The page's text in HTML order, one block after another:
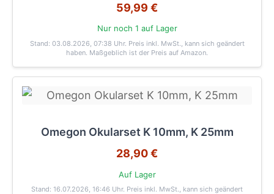
59,99 €
Nur noch 1 auf Lager
Stand: 03.08.2026, 07:38 Uhr. Preis inkl. MwSt., kann sich geändert
haben. Maßgeblich ist der Preis auf Amazon.
Omegon Okularset K 10mm, K 25mm
28,90 €
Auf Lager
Stand: 16.07.2026, 16:46 Uhr. Preis inkl. MwSt., kann sich geändert